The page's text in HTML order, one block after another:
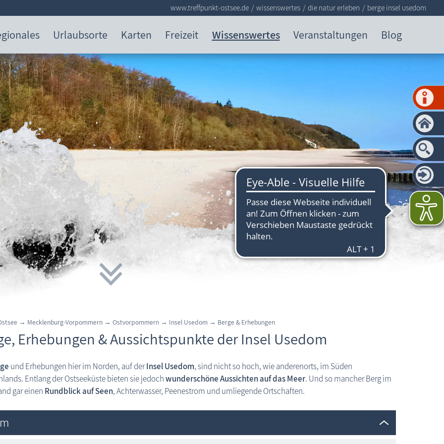
Urlaubsorte Karten Freizeit Wissenswertes Veranstaltungen Blog
www.treffpunkt-ostsee.de wissenswertes die natur erleben berge insel usedom
→ Mecklenburg-Vorpommern → Ostvorpommern → Insel Usedom → Berge & Erhebungen
Erhebungen & Aussichtspunkte der Insel Usedom
und Erhebungen hier im Norden, auf derInsel Usedom, sind nicht so hoch, wie anderenorts, im Süden
Entlang der Ostseeküste bieten sie jedochwunderschöne Aussichten auf das Meer. Und so mancher Berg im
gar einen Rundblick auf Seen, Achterwasser, Peenestrom und umliegende Ortschaften.